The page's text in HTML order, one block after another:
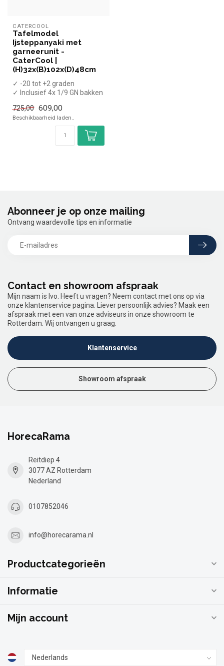
CATERCOOL
Tafelmodel
Ijsteppanyaki met
garneerunit -
CaterCool |
(H)32x(B)102x(D)48cm
✓ -20 tot +2 graden
✓ Inclusief 4x 1/9 GN bakken
✓ Breedte 96 cm, diepte...
725,00 609,00
Beschikbaarheid laden..
Contact en showroom afspraak
Mijn naam is Ivo. Heeft u vragen? Neem contact met ons op via
onze klantenservice pagina. Liever persoonlijk advies? Maak een
afspraak met een van onze adviseurs in onze showroom te
Rotterdam. Wij ontvangen u graag.
Klantenservice
Showroom afspraak
Abonneer je op onze mailing
Ontvang waardevolle tips en informatie
HorecaRama
Reitdiep 4
3077 AZ Rotterdam
Nederland
0107852046
info@horecarama.nl
Productcategorieën
Informatie
Mijn account